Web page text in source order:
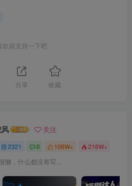
欢就支持一下吧
分享 收藏
关注
2321 0 106W+ 216W+
懒，什么都没有写...